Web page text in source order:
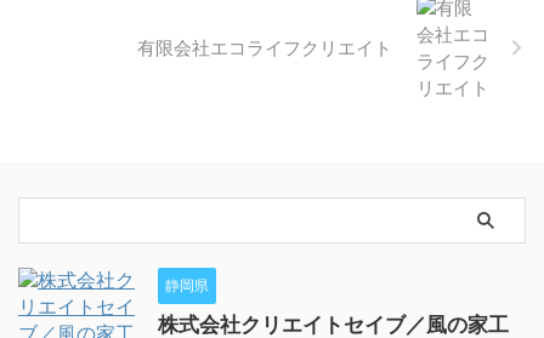
有限会社エコライフクリエイト
静岡県
株式会社クリエイトセイブ／風の家工